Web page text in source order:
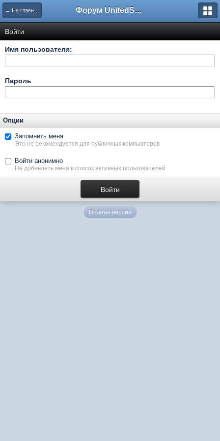
← На главную Форум UnitedSouth
Войти
Имя пользователя:
Пароль
Опции
Запомнить меня
Это не рекомендуется для публичных компьютеров
Войти анонимно
Не добавлять меня в список активных пользователей
Полная версия